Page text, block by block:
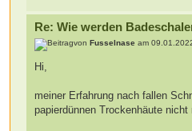
Re: Wie werden
vonFusselnase am
Hi,
meiner Erfahrung nach fallen
papierdünnen Trockenhäute